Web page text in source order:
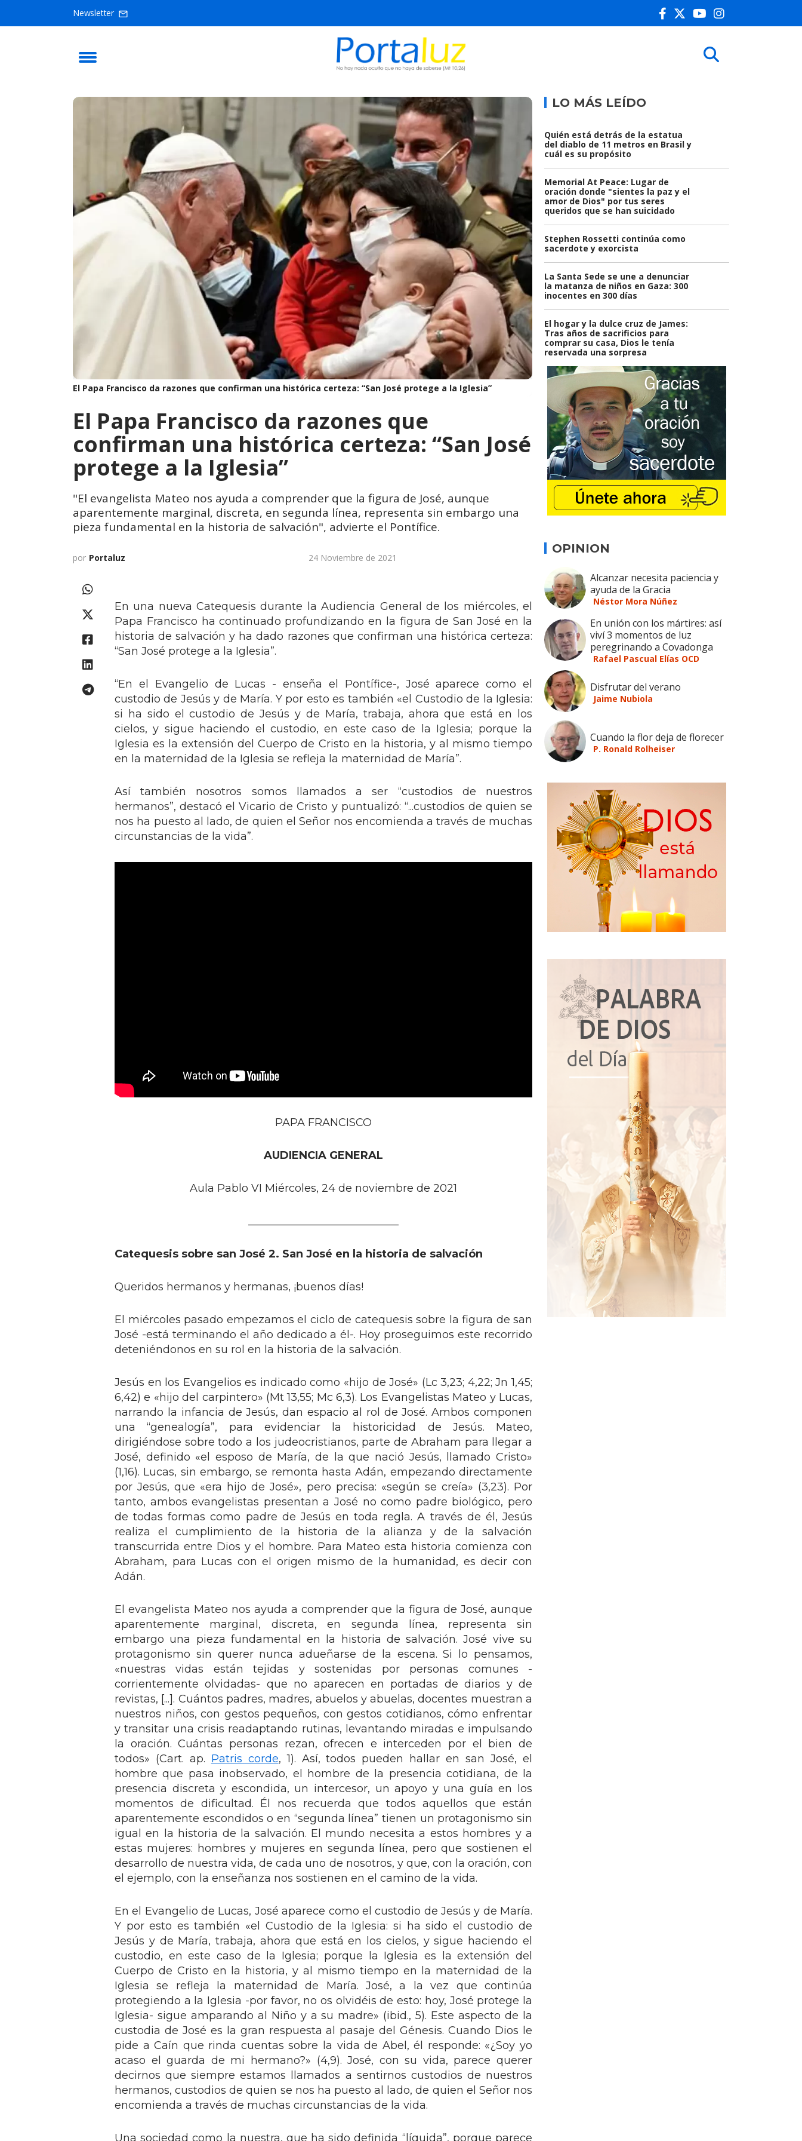
Newsletter
El Papa Francisco da razones que confirman una histórica certeza: “San José protege a la Iglesia”
El Papa Francisco da razones que
confirman una histórica certeza: “San José
protege a la Iglesia”
"El evangelista Mateo nos ayuda a comprender que la figura de José, aunque
aparentemente marginal, discreta, en segunda línea, representa sin embargo una
pieza fundamental en la historia de salvación", advierte el Pontífice.
por Portaluz 24 Noviembre de 2021
En una nueva Catequesis durante la Audiencia General de los miércoles, el
Papa Francisco ha continuado profundizando en la figura de San José en la
historia de salvación y ha dado razones que confirman una histórica certeza:
“San José protege a la Iglesia”.
“En el Evangelio de Lucas - enseña el Pontífice-, José aparece como el
custodio de Jesús y de María. Y por esto es también «el Custodio de la Iglesia:
si ha sido el custodio de Jesús y de María, trabaja, ahora que está en los
cielos, y sigue haciendo el custodio, en este caso de la Iglesia; porque la
Iglesia es la extensión del Cuerpo de Cristo en la historia, y al mismo tiempo
en la maternidad de la Iglesia se refleja la maternidad de María”.
Así también nosotros somos llamados a ser “custodios de nuestros
hermanos”, destacó el Vicario de Cristo y puntualizó: “...custodios de quien se
nos ha puesto al lado, de quien el Señor nos encomienda a través de muchas
circunstancias de la vida”.
PAPA FRANCISCO
AUDIENCIA GENERAL
Aula Pablo VI Miércoles, 24 de noviembre de 2021
Catequesis sobre san José 2. San José en la historia de salvación
Queridos hermanos y hermanas, ¡buenos días!
El miércoles pasado empezamos el ciclo de catequesis sobre la figura de san
José -está terminando el año dedicado a él-. Hoy proseguimos este recorrido
deteniéndonos en su rol en la historia de la salvación.
Jesús en los Evangelios es indicado como «hijo de José» (Lc 3,23; 4,22; Jn 1,45;
6,42) e «hijo del carpintero» (Mt 13,55; Mc 6,3). Los Evangelistas Mateo y Lucas,
narrando la infancia de Jesús, dan espacio al rol de José. Ambos componen
una “genealogía”, para evidenciar la historicidad de Jesús. Mateo,
dirigiéndose sobre todo a los judeocristianos, parte de Abraham para llegar a
José, definido «el esposo de María, de la que nació Jesús, llamado Cristo»
(1,16). Lucas, sin embargo, se remonta hasta Adán, empezando directamente
por Jesús, que «era hijo de José», pero precisa: «según se creía» (3,23). Por
tanto, ambos evangelistas presentan a José no como padre biológico, pero
de todas formas como padre de Jesús en toda regla. A través de él, Jesús
realiza el cumplimiento de la historia de la alianza y de la salvación
transcurrida entre Dios y el hombre. Para Mateo esta historia comienza con
Abraham, para Lucas con el origen mismo de la humanidad, es decir con
Adán.
El evangelista Mateo nos ayuda a comprender que la figura de José, aunque
aparentemente marginal, discreta, en segunda línea, representa sin
embargo una pieza fundamental en la historia de salvación. José vive su
protagonismo sin querer nunca adueñarse de la escena. Si lo pensamos,
«nuestras vidas están tejidas y sostenidas por personas comunes -
corrientemente olvidadas- que no aparecen en portadas de diarios y de
revistas, [...]. Cuántos padres, madres, abuelos y abuelas, docentes muestran a
nuestros niños, con gestos pequeños, con gestos cotidianos, cómo enfrentar
y transitar una crisis readaptando rutinas, levantando miradas e impulsando
la oración. Cuántas personas rezan, ofrecen e interceden por el bien de
todos» (Cart. ap. Patris corde, 1). Así, todos pueden hallar en san José, el
hombre que pasa inobservado, el hombre de la presencia cotidiana, de la
presencia discreta y escondida, un intercesor, un apoyo y una guía en los
momentos de dificultad. Él nos recuerda que todos aquellos que están
aparentemente escondidos o en “segunda línea” tienen un protagonismo sin
igual en la historia de la salvación. El mundo necesita a estos hombres y a
estas mujeres: hombres y mujeres en segunda línea, pero que sostienen el
desarrollo de nuestra vida, de cada uno de nosotros, y que, con la oración, con
el ejemplo, con la enseñanza nos sostienen en el camino de la vida.
En el Evangelio de Lucas, José aparece como el custodio de Jesús y de María.
Y por esto es también «el Custodio de la Iglesia: si ha sido el custodio de
Jesús y de María, trabaja, ahora que está en los cielos, y sigue haciendo el
custodio, en este caso de la Iglesia; porque la Iglesia es la extensión del
Cuerpo de Cristo en la historia, y al mismo tiempo en la maternidad de la
Iglesia se refleja la maternidad de María. José, a la vez que continúa
protegiendo a la Iglesia -por favor, no os olvidéis de esto: hoy, José protege la
Iglesia- sigue amparando al Niño y a su madre» (ibid., 5). Este aspecto de la
custodia de José es la gran respuesta al pasaje del Génesis. Cuando Dios le
pide a Caín que rinda cuentas sobre la vida de Abel, él responde: «¿Soy yo
acaso el guarda de mi hermano?» (4,9). José, con su vida, parece querer
decirnos que siempre estamos llamados a sentirnos custodios de nuestros
hermanos, custodios de quien se nos ha puesto al lado, de quien el Señor nos
encomienda a través de muchas circunstancias de la vida.
Una sociedad como la nuestra, que ha sido definida “líquida”, porque parece
LO MÁS LEÍDO
Quién está detrás de la estatua
del diablo de 11 metros en Brasil y
cuál es su propósito
Memorial At Peace: Lugar de
oración donde "sientes la paz y el
amor de Dios" por tus seres
queridos que se han suicidado
Stephen Rossetti continúa como
sacerdote y exorcista
La Santa Sede se une a denunciar
la matanza de niños en Gaza: 300
inocentes en 300 días
El hogar y la dulce cruz de James:
Tras años de sacrificios para
comprar su casa, Dios le tenía
reservada una sorpresa
OPINION
Alcanzar necesita paciencia y
ayuda de la Gracia
Néstor Mora Núñez
En unión con los mártires: así
viví 3 momentos de luz
peregrinando a Covadonga
Rafael Pascual Elías OCD
Disfrutar del verano
Jaime Nubiola
Cuando la flor deja de florecer
P. Ronald Rolheiser